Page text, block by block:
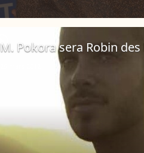
player2
M. Pokora sera Robin des